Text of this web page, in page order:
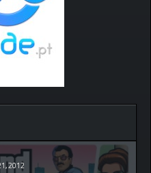
2012